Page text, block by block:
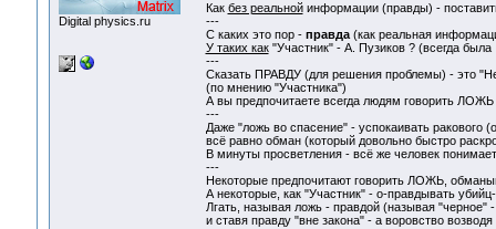
Digital physics.ru
Как без реальнойинформации (правды) -
---
C каких это пор - правда(как реальная
У таких как"Участник" - А. Пузиков ? (всегда была
---
Сказать ПРАВДУ (для решения проблемы) - это
(по мнению "Участника")
А вы предпочитаете всегда людям говорить ЛОЖЬ
---
Даже "ложь во спасение" - успокаивать ракового
всё равно обман (который довольно быстро
В минуты просветления - всё же человек
---
Некоторые предпочитают говорить ЛОЖЬ,
А некоторые, как "Участник" - о-правдывать
Лгать, называя ложь - правдой (называя "черное"
и ставя правду "вне закона" - а воровство возводя